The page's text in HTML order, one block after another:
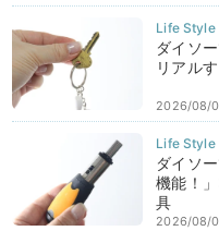
ダイソ
リアル
2026/08/
ダイソ
機能！
具
2026/08/